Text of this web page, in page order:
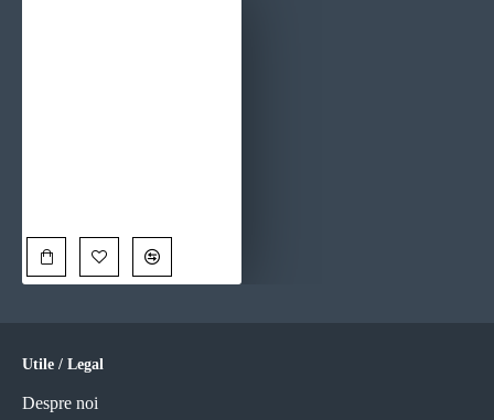
Utile / Legal
Despre noi